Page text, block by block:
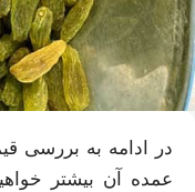
در ادامه به
عمده آن بیشتر